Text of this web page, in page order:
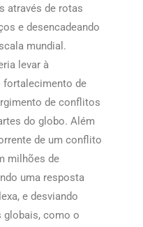
através de rotas
e desencadeando
mundial.
levar à
fortalecimento de
de conflitos
do globo. Além
de um conflito
milhões de
uma resposta
e desviando
globais, como o